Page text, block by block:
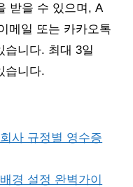
받을 수 있으며, A
메일 또는 카카오톡
습니다. 최대 3일
습니다.
사 규정별 영수증
경 설정 완벽가이